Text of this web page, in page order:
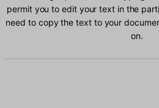
permit you to edit your text in the
need to copy the text to your
on.